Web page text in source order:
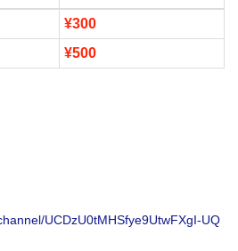
¥300
¥500
UCDzU0tMHSfye9UtwFXgI-UQ